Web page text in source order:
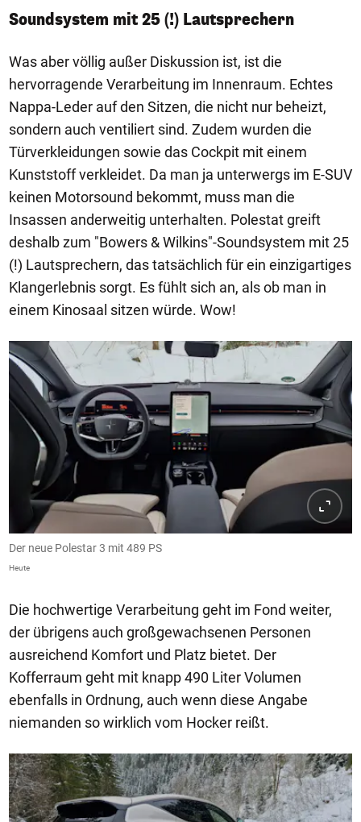
Soundsystem mit 25 (!) Lautsprechern
Was aber völlig außer Diskussion ist, ist die
hervorragende Verarbeitung im Innenraum. Echtes
Nappa-Leder auf den Sitzen, die nicht nur beheizt,
sondern auch ventiliert sind. Zudem wurden die
Türverkleidungen sowie das Cockpit mit einem
Kunststoff verkleidet. Da man ja unterwergs im E-SUV
keinen Motorsound bekommt, muss man die
Insassen anderweitig unterhalten. Polestat greift
deshalb zum "Bowers & Wilkins"-Soundsystem mit 25
(!) Lautsprechern, das tatsächlich für ein einzigartiges
Klangerlebnis sorgt. Es fühlt sich an, als ob man in
einem Kinosaal sitzen würde. Wow!
Der neue Polestar 3 mit 489 PS
Heute
Die hochwertige Verarbeitung geht im Fond weiter,
der übrigens auch großgewachsenen Personen
ausreichend Komfort und Platz bietet. Der
Kofferraum geht mit knapp 490 Liter Volumen
ebenfalls in Ordnung, auch wenn diese Angabe
niemanden so wirklich vom Hocker reißt.